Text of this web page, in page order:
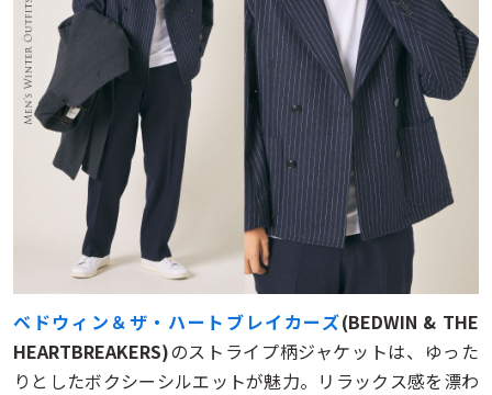
ベドウィン＆ザ・ハートブレイカーズ(BEDWIN & THE
HEARTBREAKERS)のストライプ柄ジャケットは、ゆった
りとしたボクシーシルエットが魅力。リラックス感を漂わ